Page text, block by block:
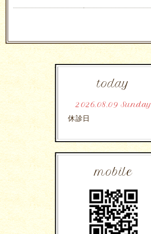
today
2026.08.09 Sunday
休診日
mobile